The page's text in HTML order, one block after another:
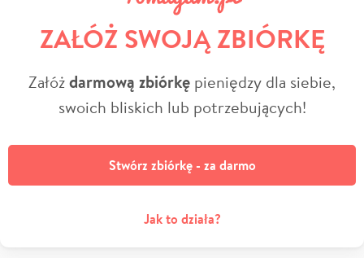
ZAŁÓŻ SWOJĄ ZBIÓRKĘ
Załóżdarmową zbiórkę pieniędzy dla siebie,
swoich bliskich lub potrzebujących!
Stwórz zbiórkę - za darmo
Jak to działa?